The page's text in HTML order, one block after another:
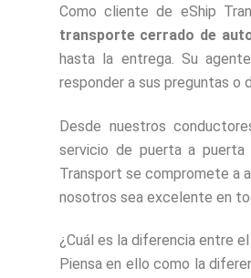
Como cliente de eShip
transporte cerrado de
hasta la entrega. Su
responder a sus preguntas o
Desde nuestros
servicio de puerta a
Transport se compromete a
nosotros sea excelente en
¿Cuál es la diferencia entre
Piensa en ello como la